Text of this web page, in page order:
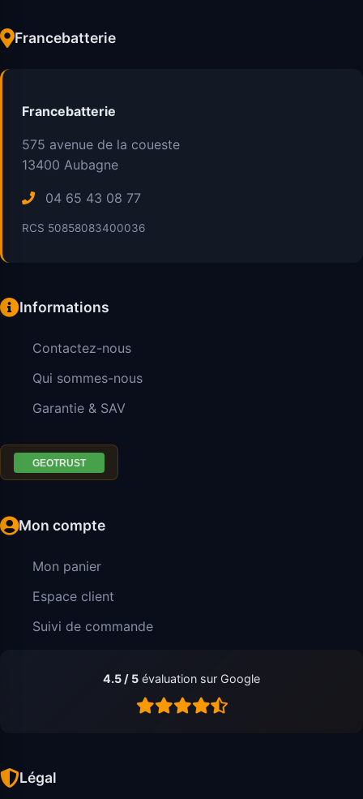
Francebatterie
Francebatterie
575 avenue de la coueste
13400 Aubagne
04 65 43 08 77
RCS 50858083400036
Informations
Contactez-nous
Qui sommes-nous
Garantie & SAV
Mon compte
Mon panier
Espace client
Suivi de commande
4.5 / 5 évaluation sur Google
Légal